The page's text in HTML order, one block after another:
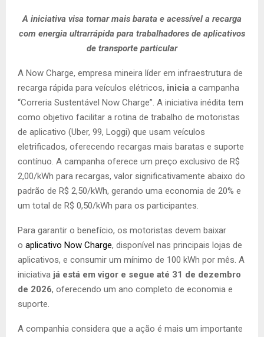
A iniciativa visa tornar mais barata e acessível a recarga
com energia ultrarrápida para trabalhadores de aplicativos
de transporte particular
A Now Charge, empresa mineira líder em infraestrutura de
recarga rápida para veículos elétricos, inicia a campanha
“Correria Sustentável Now Charge”. A iniciativa inédita tem
como objetivo facilitar a rotina de trabalho de motoristas
de aplicativo (Uber, 99, Loggi) que usam veículos
eletrificados, oferecendo recargas mais baratas e suporte
contínuo. A campanha oferece um preço exclusivo de R$
2,00/kWh para recargas, valor significativamente abaixo do
padrão de R$ 2,50/kWh, gerando uma economia de 20% e
um total de R$ 0,50/kWh para os participantes.
Para garantir o benefício, os motoristas devem baixar
o aplicativo Now Charge, disponível nas principais lojas de
aplicativos, e consumir um mínimo de 100 kWh por mês. A
iniciativa já está em vigor e segue até 31 de dezembro
de 2026, oferecendo um ano completo de economia e
suporte.
A companhia considera que a ação é mais um importante